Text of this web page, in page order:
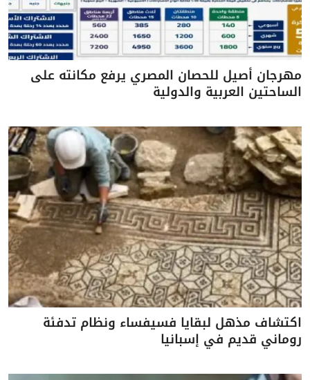
مهرجان أصيل للحصان المصري يرفع مكانته على
الساحتين العربية والدولية
اكتشاف مذهل لبقايا فسيفساء ونظام تدفئة
روماني قديم في إسبانيا